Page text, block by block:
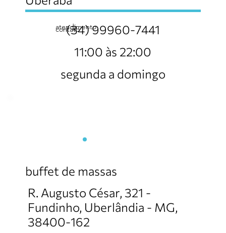
(34) 99960-7441
11:00 às 22:00
segunda a domingo
contato
atendimento
buffet de massas
R. Augusto César, 321 -
Fundinho, Uberlândia - MG,
38400-162